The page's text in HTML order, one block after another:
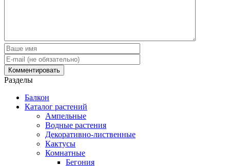
Разделы
Балкон
Каталог растений
Ампельные
Водные растения
Декоративно-лиственные
Кактусы
Комнатные
Бегония